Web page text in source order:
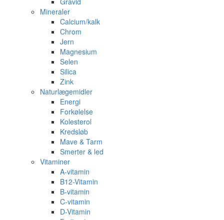
Mineraler
Calcium/kalk
Chrom
Jern
Magnesium
Selen
Silica
Zink
Naturlægemidler
Energi
Forkølelse
Kolesterol
Kredsløb
Mave & Tarm
Smerter & led
Vitaminer
A-vitamin
B12-Vitamin
B-vitamin
C-vitamin
D-Vitamin